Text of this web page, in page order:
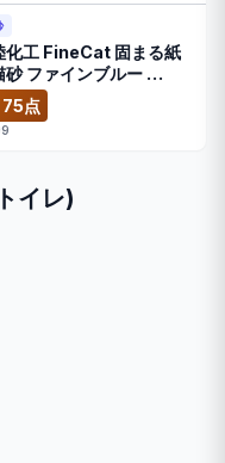
化工 FineCat 固まる紙
砂 ファインブルー …
点
イレ)